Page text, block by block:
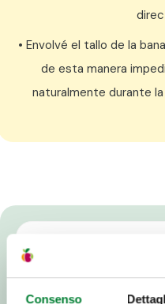
Consenso
• Envolvé el tallo de la
de esta manera
naturalmente durante